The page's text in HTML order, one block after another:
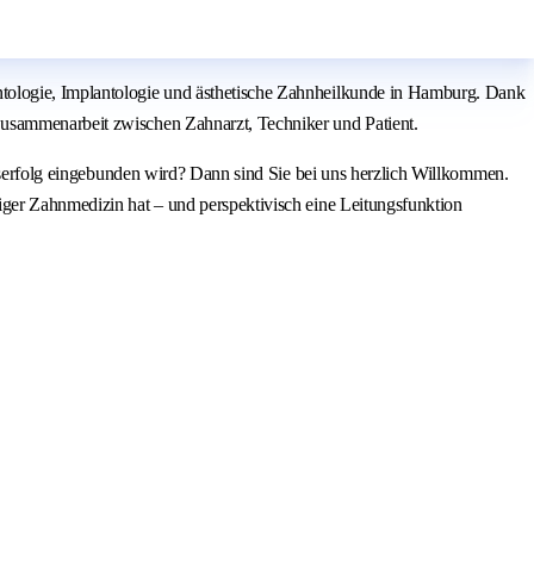
Implantologie und ästhetische Zahnheilkunde in Hamburg. Dank
zwischen Zahnarzt, Techniker und Patient.
eingebunden wird? Dann sind Sie bei uns herzlich Willkommen.
Zahnmedizin hat – und perspektivisch eine Leitungsfunktion